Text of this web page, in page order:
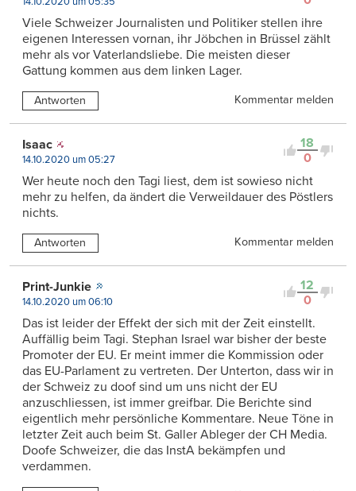
Viele Schweizer Journalisten und Politiker stellen ihre
eigenen Interessen vornan, ihr Jöbchen in Brüssel zählt
mehr als vor Vaterlandsliebe. Die meisten dieser
Gattung kommen aus dem linken Lager.
Antworten Kommentar melden
18
0
Isaac
14.10.2020 um 05:27
Wer heute noch den Tagi liest, dem ist sowieso nicht
mehr zu helfen, da ändert die Verweildauer des Pöstlers
nichts.
Antworten Kommentar melden
12
0
Print-Junkie
14.10.2020 um 06:10
Das ist leider der Effekt der sich mit der Zeit einstellt.
Auffällig beim Tagi. Stephan Israel war bisher der beste
Promoter der EU. Er meint immer die Kommission oder
das EU-Parlament zu vertreten. Der Unterton, dass wir in
der Schweiz zu doof sind um uns nicht der EU
anzuschliessen, ist immer greifbar. Die Berichte sind
eigentlich mehr persönliche Kommentare. Neue Töne in
letzter Zeit auch beim St. Galler Ableger der CH Media.
Doofe Schweizer, die das InstA bekämpfen und
verdammen.